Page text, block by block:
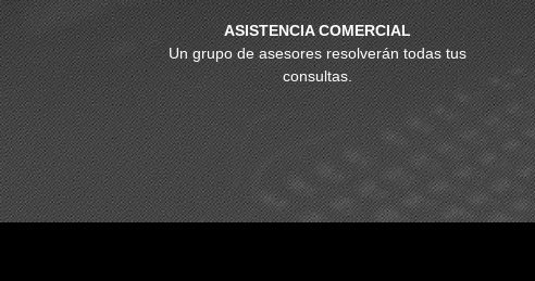
ASISTENCIA COMERCIAL
Un grupo de asesores resolverán todas tus
consultas.